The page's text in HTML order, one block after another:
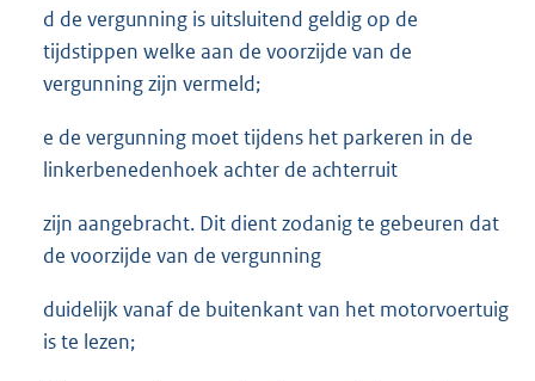
d de vergunning is uitsluitend geldig op de
tijdstippen welke aan de voorzijde van de
vergunning zijn vermeld;
e de vergunning moet tijdens het parkeren in de
linkerbenedenhoek achter de achterruit
zijn aangebracht. Dit dient zodanig te gebeuren dat
de voorzijde van de vergunning
duidelijk vanaf de buitenkant van het motorvoertuig
is te lezen;